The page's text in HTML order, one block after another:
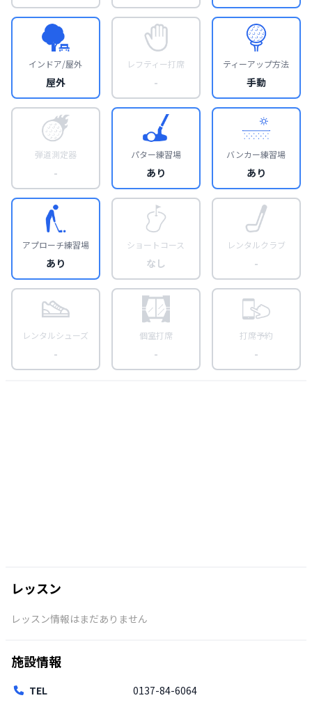
インドア/屋外
屋外
レフティー打席
-
ティーアップ方法
手動
弾道測定器
-
パター練習場
あり
バンカー練習場
あり
アプローチ練習場
あり
ショートコース
なし
レンタルクラブ
-
レンタルシューズ
-
個室打席
-
打席予約
-
レッスン
レッスン情報はまだありません
施設情報
TEL 0137-84-6064